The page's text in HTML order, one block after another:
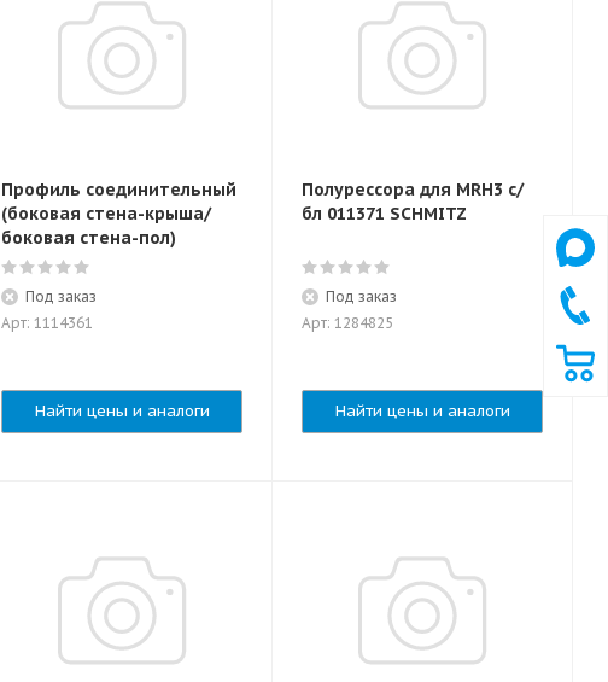
Профиль соединительный
(боковая стена-крыша/
боковая стена-пол)
Под заказ
Арт: 1114361
Найти цены и аналоги
Полурессора для MRH3 с/
бл 011371 SCHMITZ
Под заказ
Арт: 1284825
Найти цены и аналоги